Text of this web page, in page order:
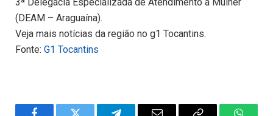
(DEAM – Araguaína).
Veja mais notícias da região no g1 Tocantins.
Fonte: G1 Tocantins